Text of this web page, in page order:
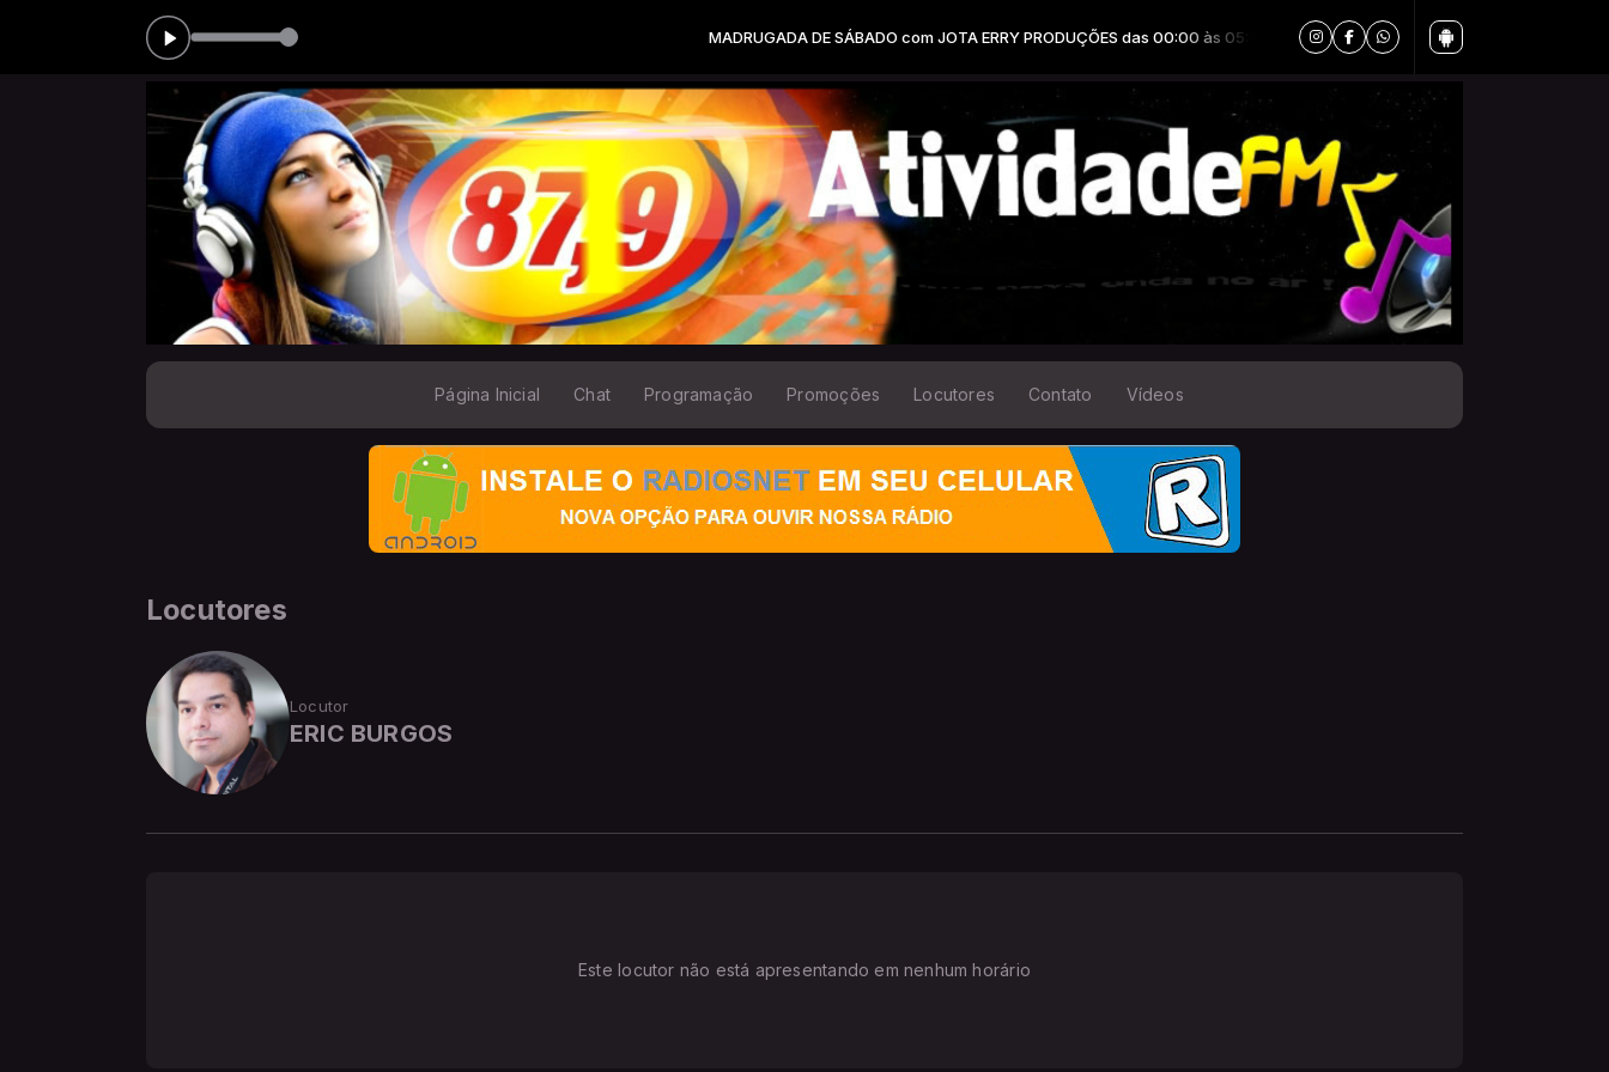
PRODUÇÕES das 00:00 às 05:00 MADRUGADA DE SÁBADO com JOTA ERRY PRODUÇÕES das 00:00 às 05:00
Página Inicial Chat Programação Promoções Locutores Contato Vídeos
Locutores
Locutor
ERIC BURGOS
Este locutor não está apresentando em nenhum horário